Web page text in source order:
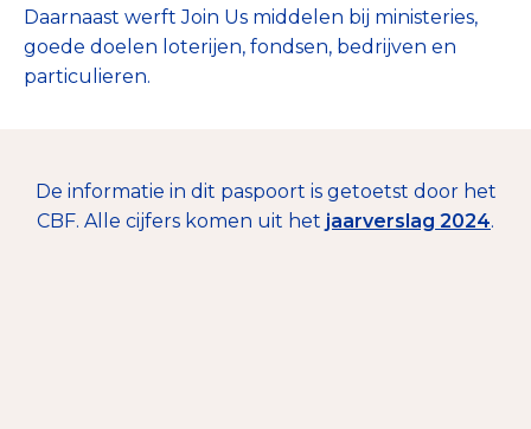
€ 11.042
Daarnaast werft Join Us middelen bij ministeries,
goede doelen loterijen, fondsen, bedrijven en
particulieren.
De informatie in dit paspoort is getoetst door het
CBF. Alle cijfers komen uit het jaarverslag 2024.